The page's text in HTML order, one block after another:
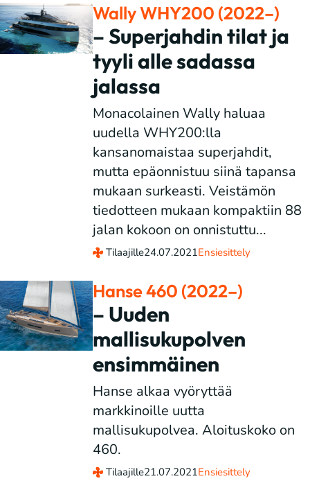
Wally WHY200 (2022–)
– Superjahdin tilat ja
tyyli alle sadassa
jalassa
Monacolainen Wally haluaa
uudella WHY200:lla
kansanomaistaa superjahdit,
mutta epäonnistuu siinä tapansa
mukaan surkeasti. Veistämön
tiedotteen mukaan kompaktiin 88
jalan kokoon on onnistuttu...
Tilaajille24.07.2021Ensiesittely
Hanse 460 (2022–)
– Uuden
mallisukupolven
ensimmäinen
Hanse alkaa vyöryttää
markkinoille uutta
mallisukupolvea. Aloituskoko on
460.
Tilaajille21.07.2021Ensiesittely